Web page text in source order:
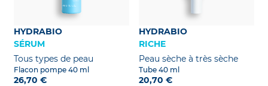
HYDRABIO
SÉRUM
Tous types de peau
Flacon pompe 40 ml
26,70 €
HYDRABIO
RICHE
Peau sèche à très sèche
Tube 40 ml
20,70 €